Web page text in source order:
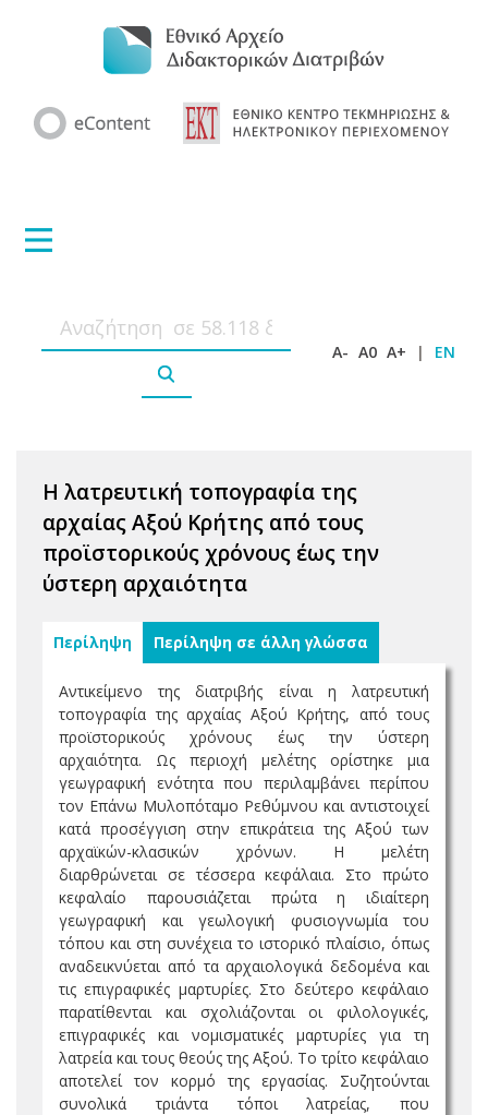
A- A0 A+ | EN
Η λατρευτική τοπογραφία της
αρχαίας Αξού Κρήτης από τους
προϊστορικούς χρόνους έως την
ύστερη αρχαιότητα
Περίληψη Περίληψη σε άλλη γλώσσα
Αντικείμενο της διατριβής είναι η λατρευτική
τοπογραφία της αρχαίας Αξού Κρήτης, από τους
προϊστορικούς χρόνους έως την ύστερη
αρχαιότητα. Ως περιοχή μελέτης ορίστηκε μια
γεωγραφική ενότητα που περιλαμβάνει περίπου
τον Επάνω Μυλοπόταμο Ρεθύμνου και αντιστοιχεί
κατά προσέγγιση στην επικράτεια της Αξού των
αρχαϊκών-κλασικών χρόνων. Η μελέτη
διαρθρώνεται σε τέσσερα κεφάλαια. Στο πρώτο
κεφαλαίο παρουσιάζεται πρώτα η ιδιαίτερη
γεωγραφική και γεωλογική φυσιογνωμία του
τόπου και στη συνέχεια το ιστορικό πλαίσιο, όπως
αναδεικνύεται από τα αρχαιολογικά δεδομένα και
τις επιγραφικές μαρτυρίες. Στο δεύτερο κεφάλαιο
παρατίθενται και σχολιάζονται οι φιλολογικές,
επιγραφικές και νομισματικές μαρτυρίες για τη
λατρεία και τους θεούς της Αξού. Το τρίτο κεφάλαιο
αποτελεί τον κορμό της εργασίας. Συζητούνται
συνολικά τριάντα τόποι λατρείας, που